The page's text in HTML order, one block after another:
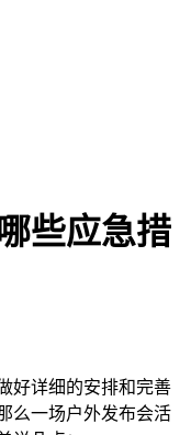
些应急措
好详细的安排和完善
么一场户外发布会活